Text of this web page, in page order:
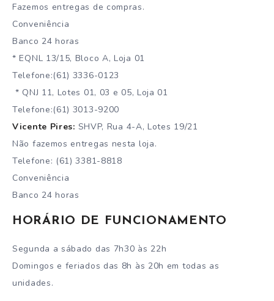
Fazemos entregas de compras.
Conveniência
Banco 24 horas
* EQNL 13/15, Bloco A, Loja 01
Telefone:(61) 3336-0123
* QNJ 11, Lotes 01, 03 e 05, Loja 01
Telefone:(61) 3013-9200
Vicente Pires: SHVP, Rua 4-A, Lotes 19/21
Não fazemos entregas nesta loja.
Telefone: (61) 3381-8818
Conveniência
Banco 24 horas
HORÁRIO DE FUNCIONAMENTO
Segunda a sábado das 7h30 às 22h
Domingos e feriados das 8h às 20h em todas as
unidades.